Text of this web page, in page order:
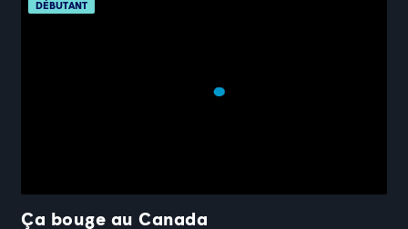
DÉBUTANT
Ça bouge au Canada